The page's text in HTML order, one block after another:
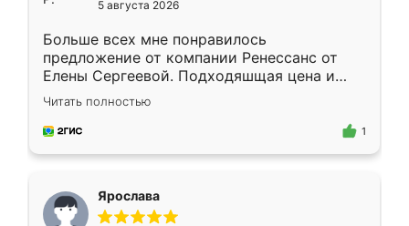
5 августа 2026
Больше всех мне понравилось
предложение от компании Ренессанс от
Елены Сергеевой. Подходяшщая цена и
короткие сроки изготовления. Приехавший
для замера сотрудник Владислав
предложил по моему эскизу самый
Читать полностью
1
Ярослава